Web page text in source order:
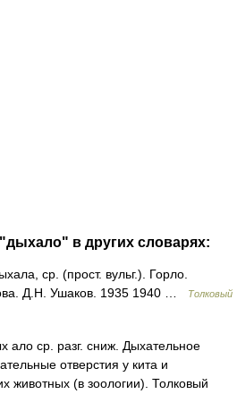
в других словарях:
ср. (прост. вульг.). Горло.
Д.Н. Ушаков. 1935 1940 …
Толковый
ср. разг. сниж. Дыхательное
отверстия у кита и
животных (в зоологии). Толковый